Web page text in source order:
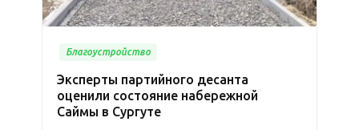
Благоустройство
Эксперты партийного десанта
оценили состояние набережной
Саймы в Сургуте